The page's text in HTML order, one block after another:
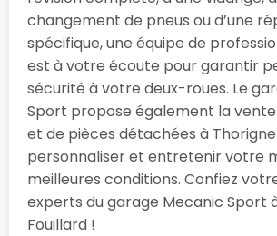
changement de pneus ou d’une
spécifique, une équipe de
est à votre écoute pour garantir
sécurité à votre deux-roues. Le
Sport propose également la vente
et de pièces détachées à
personnaliser et entretenir votre
meilleures conditions. Confiez
experts du garage Mecanic Sport
Fouillard !